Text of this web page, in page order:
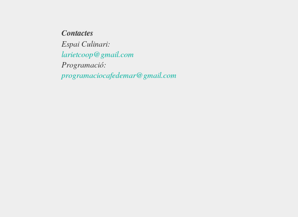
Contactes
Espai Culinari:
larietcoop@gmail.com
Programació:
programaciocafedemar@gmail.com